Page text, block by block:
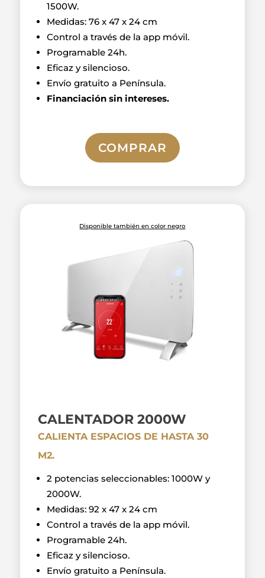
1500W.
Medidas: 76 x 47 x 24 cm
Control a través de la app móvil.
Programable 24h.
Eficaz y silencioso.
Envío gratuito a Península.
Financiación sin intereses.
COMPRAR
Disponible también en color negro
CALENTADOR 2000W
CALIENTA ESPACIOS DE HASTA 30
M2.
2 potencias seleccionables: 1000W y
2000W.
Medidas: 92 x 47 x 24 cm
Control a través de la app móvil.
Programable 24h.
Eficaz y silencioso.
Envío gratuito a Península.